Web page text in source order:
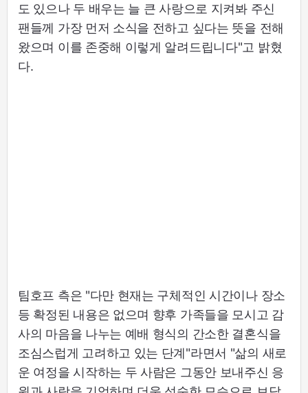
도 있으나 두 배우는 늘 큰 사랑으로 지켜봐 주신
팬들께 가장 먼저 소식을 전하고 싶다는 뜻을 전해
왔으며 이를 존중해 이렇게 알려드립니다"고 밝혔
다.
팀호프 측은 "다만 현재는 구체적인 시간이나 장소
등 확정된 내용은 없으며 향후 가족들을 모시고 감
사의 마음을 나누는 예배 형식의 간소한 결혼식을
조심스럽게 고려하고 있는 단계"라면서 "삶의 새로
운 여정을 시작하는 두 사람은 그동안 보내주신 응